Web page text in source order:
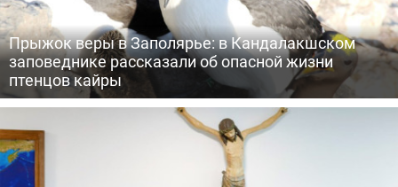
Прыжок веры в Заполярье: в Кандалакшском
заповеднике рассказали об опасной жизни
птенцов кайры